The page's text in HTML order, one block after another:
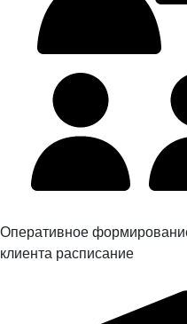
Оперативное
клиента расписание